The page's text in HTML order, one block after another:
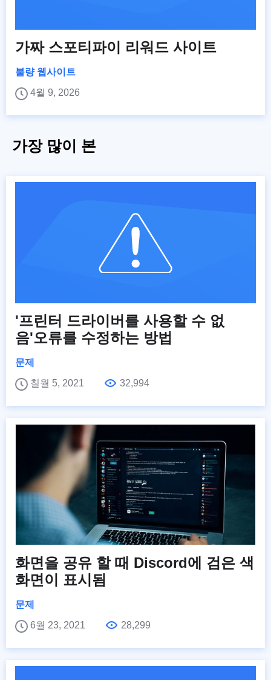
가짜 스포티파이 리워드 사이트
불량 웹사이트
4월 9, 2026
가장 많이 본
'프린터 드라이버를 사용할 수 없
음'오류를 수정하는 방법
문제
칠월 5, 2021
32,994
화면을 공유 할 때 Discord에 검은 색
화면이 표시됨
문제
6월 23, 2021
28,299